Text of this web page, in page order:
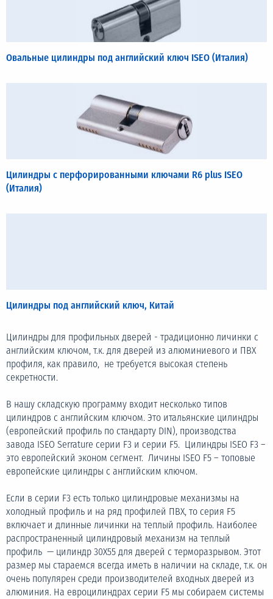
Овальные цилиндры под английский ключ ISEO (Италия)
Цилиндры с перфорированными ключами R6 plus ISEO
(Италия)
Цилиндры под английский ключ, Китай
Цилиндры для профильных дверей - традиционно личинки с
английским ключом, т.к. для дверей из алюминиевого и ПВХ
профиля, как правило, не требуется высокая степень
секретности.
В нашу складскую программу входит несколько типов
цилиндров с английским ключом. Это итальянские цилиндры
(европейский профиль по стандарту DIN), производства
завода ISEO Serrature серии F3 и серии F5. Цилиндры ISEO F3 –
это европейский эконом сегмент. Личины ISEO F5 – топовые
европейские цилиндры с английским ключом.
Если в серии F3 есть только цилиндровые механизмы на
холодный профиль и на ряд профилей ПВХ, то серия F5
включает и длинные личинки на теплый профиль. Наиболее
распространенный цилиндровый механизм на теплый
профиль — цилиндр 30Х55 для дверей с терморазрывом. Этот
размер мы стараемся всегда иметь в наличии на складе, т.к. он
очень популярен среди производителей входных дверей из
алюминия. На евроцилиндрах серии F5 мы собираем системы